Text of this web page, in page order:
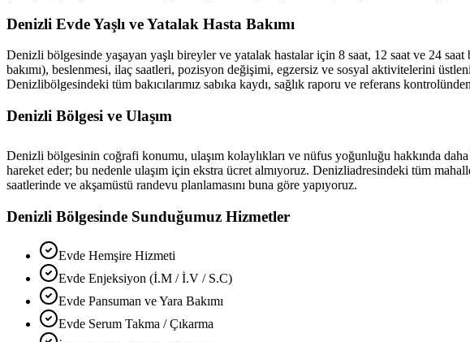
Denizli Evde Yaşlı ve Yatalak Hasta Bakımı
Denizli bölgesinde yaşayan yaşlı bireyler ve yatalak hastalar için 8 saat, 12 saat ve 24 saat
bakımı), beslenmesi, ilaç saatleri, pozisyon değişimi, egzersiz ve sosyal aktivitelerini
Denizlibölgesindeki tüm bakıcılarımız sabıka kaydı, sağlık raporu ve referans
Denizli Bölgesi ve Ulaşım
Denizli bölgesinin coğrafi konumu, ulaşım kolaylıkları ve nüfus yoğunluğu hakkında
hareket eder; bu nedenle ulaşım için ekstra ücret almıyoruz. Denizliadresindeki tüm
saatlerinde ve akşamüstü randevu planlamasını buna göre yapıyoruz.
Denizli Bölgesinde Sunduğumuz Hizmetler
Evde Hemşire Hizmeti
Evde Enjeksiyon (İ.M / İ.V / S.C)
Evde Pansuman ve Yara Bakımı
Evde Serum Takma / Çıkarma